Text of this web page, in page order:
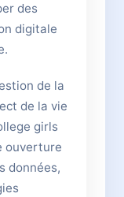
des
digitale
de la
de la vie
girls
ouverture
données,